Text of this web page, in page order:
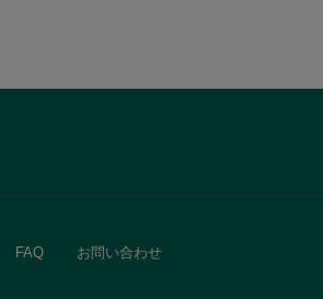
FAQ お問い合わせ